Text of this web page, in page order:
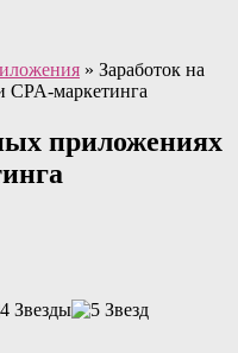
» Заработок на
маркетинга
приложениях